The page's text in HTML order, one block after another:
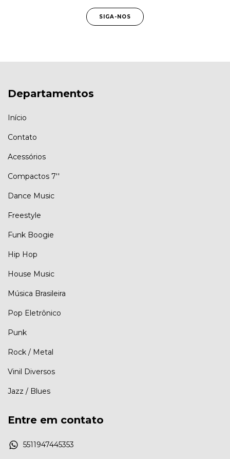
SIGA-NOS
Departamentos
Início
Contato
Acessórios
Compactos 7''
Dance Music
Freestyle
Funk Boogie
Hip Hop
House Music
Música Brasileira
Pop Eletrônico
Punk
Rock / Metal
Vinil Diversos
Jazz / Blues
Entre em contato
5511947445353